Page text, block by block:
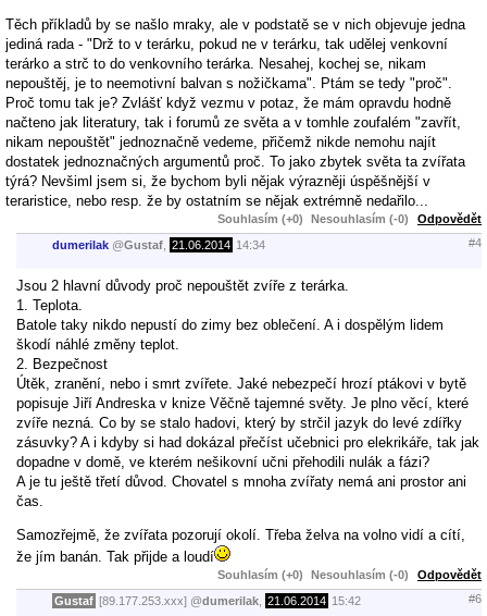
Těch příkladů by se našlo mraky, ale v podstatě se v nich objevuje jedna
jediná rada - "Drž to v terárku, pokud ne v terárku, tak udělej venkovní
terárko a strč to do venkovního terárka. Nesahej, kochej se, nikam
nepouštěj, je to neemotivní balvan s nožičkama". Ptám se tedy "proč".
Proč tomu tak je? Zvlášť když vezmu v potaz, že mám opravdu hodně
načteno jak literatury, tak i forumů ze světa a v tomhle zoufalém "zavřít,
nikam nepouštět" jednoznačně vedeme, přičemž nikde nemohu najít
dostatek jednoznačných argumentů proč. To jako zbytek světa ta zvířata
týrá? Nevšiml jsem si, že bychom byli nějak výrazněji úspěšnější v
teraristice, nebo resp. že by ostatním se nějak extrémně nedařilo...
Souhlasím (+0) Nesouhlasím (-0) Odpovědět
dumerilak @Gustaf 21.06.2014 14:34 #4
Jsou 2 hlavní důvody proč nepouštět zvíře z terárka.
1. Teplota.
Batole taky nikdo nepustí do zimy bez oblečení. A i dospělým lidem
škodí náhlé změny teplot.
2. Bezpečnost
Útěk, zranění, nebo i smrt zvířete. Jaké nebezpečí hrozí ptákovi v bytě
popisuje Jiří Andreska v knize Věčně tajemné světy. Je plno věcí, které
zvíře nezná. Co by se stalo hadovi, který by strčil jazyk do levé zdířky
zásuvky? A i kdyby si had dokázal přečíst učebnici pro elekrikáře, tak jak
dopadne v domě, ve kterém nešikovní učni přehodili nulák a fázi?
A je tu ještě třetí důvod. Chovatel s mnoha zvířaty nemá ani prostor ani
čas.
Samozřejmě, že zvířata pozorují okolí. Třeba želva na volno vidí a cítí,
že jím banán. Tak přijde a loudí
Souhlasím (+0) Nesouhlasím (-0) Odpovědět
Gustaf [89.177.253.xxx] @dumerilak 21.06.2014 15:42 #6